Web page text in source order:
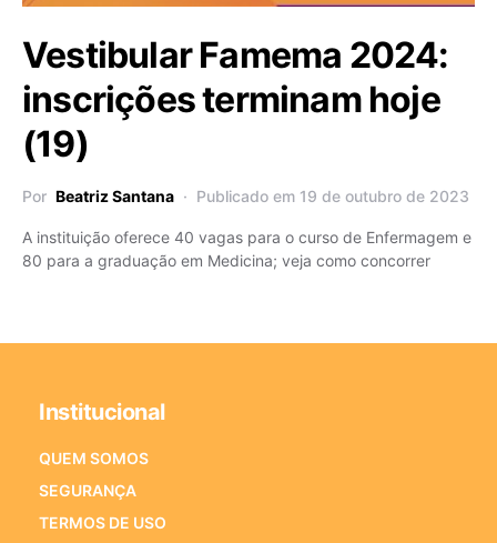
Vestibular Famema 2024:
inscrições terminam hoje
(19)
Por Beatriz Santana Publicado em 19 de outubro de 2023
A instituição oferece 40 vagas para o curso de Enfermagem e
80 para a graduação em Medicina; veja como concorrer
Institucional
QUEM SOMOS
SEGURANÇA
TERMOS DE USO